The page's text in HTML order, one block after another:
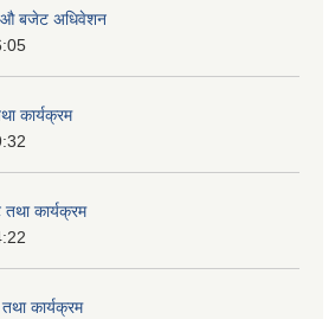
बजेट अधिवेशन
कार्यक्रम
कार्यक्रम
कार्यक्रम